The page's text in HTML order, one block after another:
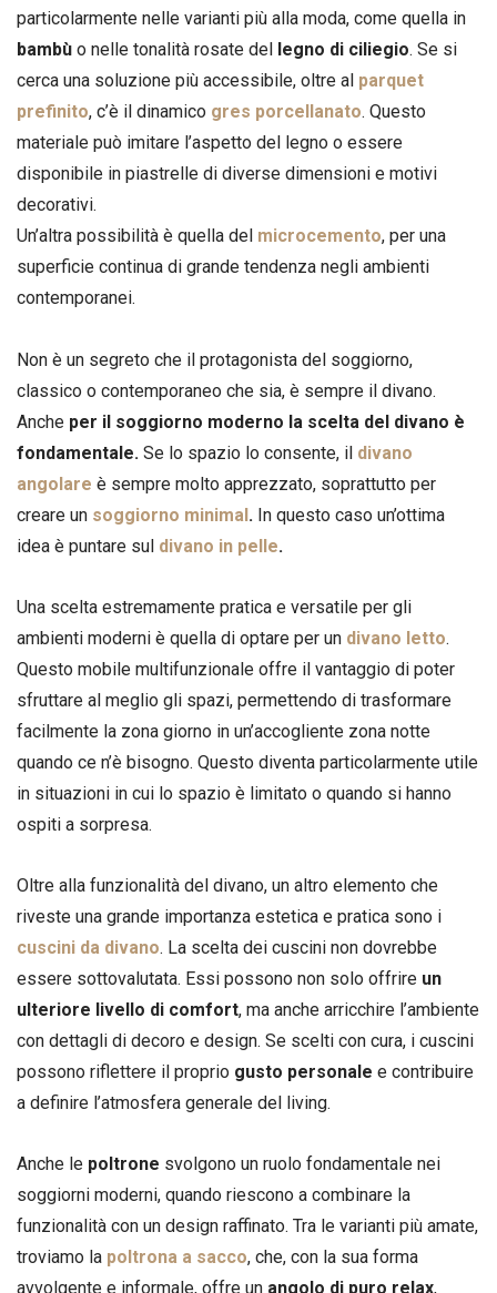
particolarmente nelle varianti più alla moda, come quella in
bambù o nelle tonalità rosate del legno di ciliegio. Se si
cerca una soluzione più accessibile, oltre al parquet
prefinito, c’è il dinamico gres porcellanato. Questo
materiale può imitare l’aspetto del legno o essere
disponibile in piastrelle di diverse dimensioni e motivi
decorativi.
Un’altra possibilità è quella del microcemento, per una
superficie continua di grande tendenza negli ambienti
contemporanei.
Non è un segreto che il protagonista del soggiorno,
classico o contemporaneo che sia, è sempre il divano.
Anche per il soggiorno moderno la scelta del divano è
fondamentale. Se lo spazio lo consente, il divano
angolare è sempre molto apprezzato, soprattutto per
creare un soggiorno minimal. In questo caso un’ottima
idea è puntare sul divano in pelle.
Una scelta estremamente pratica e versatile per gli
ambienti moderni è quella di optare per un divano letto.
Questo mobile multifunzionale offre il vantaggio di poter
sfruttare al meglio gli spazi, permettendo di trasformare
facilmente la zona giorno in un’accogliente zona notte
quando ce n’è bisogno. Questo diventa particolarmente utile
in situazioni in cui lo spazio è limitato o quando si hanno
ospiti a sorpresa.
Oltre alla funzionalità del divano, un altro elemento che
riveste una grande importanza estetica e pratica sono i
cuscini da divano. La scelta dei cuscini non dovrebbe
essere sottovalutata. Essi possono non solo offrire un
ulteriore livello di comfort, ma anche arricchire l’ambiente
con dettagli di decoro e design. Se scelti con cura, i cuscini
possono riflettere il proprio gusto personale e contribuire
a definire l’atmosfera generale del living.
Anche le poltrone svolgono un ruolo fondamentale nei
soggiorni moderni, quando riescono a combinare la
funzionalità con un design raffinato. Tra le varianti più amate,
troviamo la poltrona a sacco, che, con la sua forma
avvolgente e informale, offre un angolo di puro relax,